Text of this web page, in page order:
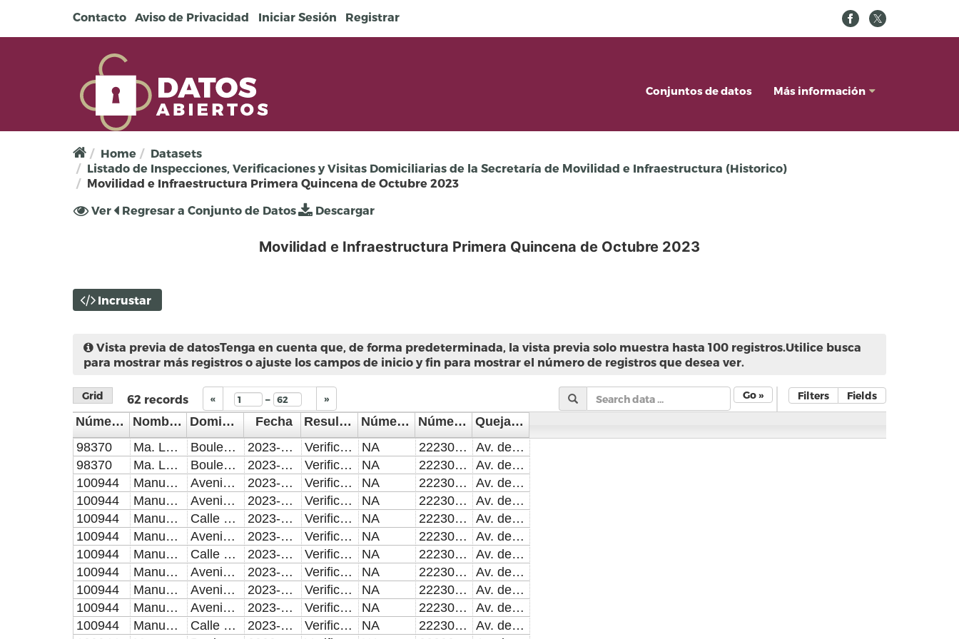
Contacto Aviso de Privacidad Iniciar Sesión Registrar
Conjuntos de datos Más información
Home
Datasets
Listado de Inspecciones, Verificaciones y Visitas Domiciliarias de la Secretaría de Movilidad e Infraestructura (Historico)
Movilidad e Infraestructura Primera Quincena de Octubre 2023
Solapas principales
Ver (solapa
Regresar a Conjunto de Datos Descargar
Movilidad e Infraestructura Primera Quincena de Octubre 2023
Incrustar
Vista previa de datosTenga en cuenta que, de forma predeterminada, la vista previa solo muestra hasta 100 registros.Utilice busca
para mostrar más registros o ajuste los campos de inicio y fin para mostrar el número de registros que desea ver.
Grid 62 records « – » Filters Fields
Go »
Número de Control Nombre del Inspector/Verificador Domicilio de la visita Fecha Resultado de la Inspección, Verificación o Visita Domiciliaria Número de folio del documento entregado Número telefónico del servidor público encargado de ordenar la supervisión.
Quejas y denuncias Dirección de Investigación y Recursos. Dirección y teléfono.
98370
Ma. Luisa del Pilar Sainz de Rozas Aparicio Boulevard Norte y Boulevard Hermanos Serdán, Colonia Amor 2023-10-04 Verificación o Inspección con resultado positivo. NA 2223094600x5647
Av. de la Reforma 519, Centro Histórico de Puebla, 72000 Puebla, Pue. 2223094600x7076
98370
Ma. Luisa del Pilar Sainz de Rozas Aparicio Boulevard Capitán Carlos Camacho Espíritu y Avenida Circunvalación, Colonia San Baltazar Lindavista 2023-10-09 Verificación o Inspección con resultado positivo. NA 2223094600x5647
Av. de la Reforma 519, Centro Histórico de Puebla, 72000 Puebla, Pue. 2223094600x7076
100944
Manuel Martínez Corona Avenida 10 Poniente, entre Calle 11 Norte a Calle 5 Norte, Colonia Centro Histórico 2023-10-02 Verificación o Inspección con resultado positivo. NA 2223094600x5647
Av. de la Reforma 519, Centro Histórico de Puebla, 72000 Puebla, Pue. 2223094600x7076
100944
Manuel Martínez Corona Avenida 10 Poniente, entre Calle 02 Norte a Calle 4 Norte, Colonia Centro Histórico 2023-10-03 Verificación o Inspección con resultado positivo. NA 2223094600x5647
Av. de la Reforma 519, Centro Histórico de Puebla, 72000 Puebla, Pue. 2223094600x7076
100944
Manuel Martínez Corona Calle 22 Norte, entre Avenida 04 Oriente a Avenida 18 Oriente, Colonia La Acocota 2023-10-04 Verificación o Inspección con resultado positivo. NA 2223094600x5647
Av. de la Reforma 519, Centro Histórico de Puebla, 72000 Puebla, Pue. 2223094600x7076
100944
Manuel Martínez Corona Avenida 70 Poniente, entre Calle 19 Norte a 25 Norte, Colonia La Loma 2023-10-05 Verificación o Inspección con resultado positivo. NA 2223094600x5647
Av. de la Reforma 519, Centro Histórico de Puebla, 72000 Puebla, Pue. 2223094600x7076
100944
Manuel Martínez Corona Calle 24 Norte, entre 4 Oriente y Juan de Palafox y Mendoza, Colonia Resurgimiento 2023-10-06 Verificación o Inspección con resultado positivo. NA 2223094600x5647
Av. de la Reforma 519, Centro Histórico de Puebla, 72000 Puebla, Pue. 2223094600x7076
100944
Manuel Martínez Corona Avenida 10 Poniente, entre Calle 11 Norte a Calle 6 Norte, Colonia Centro Histórico 2023-10-09 Verificación o Inspección con resultado positivo. NA 2223094600x5647
Av. de la Reforma 519, Centro Histórico de Puebla, 72000 Puebla, Pue. 2223094600x7076
100944
Manuel Martínez Corona Avenida 10 Poniente, entre Calle 7 Norte a Calle 5 Norte, Colonia Centro Histórico 2023-10-10 Verificación o Inspección con resultado positivo. NA 2223094600x5647
Av. de la Reforma 519, Centro Histórico de Puebla, 72000 Puebla, Pue. 2223094600x7076
100944
Manuel Martínez Corona Avenida 22 Oriente, entre Calle 30 Norte a Calle 12 Norte, Colonia Humboldt 2023-10-11 Verificación o Inspección con resultado positivo. NA 2223094600x5647
Av. de la Reforma 519, Centro Histórico de Puebla, 72000 Puebla, Pue. 2223094600x7076
100944
Manuel Martínez Corona Calle 18 Norte, entre Juan de Palafox y 4 Oriente Mendoza, Colonia Acocota 2023-10-12 Verificación o Inspección con resultado positivo. NA 2223094600x5647
Av. de la Reforma 519, Centro Histórico de Puebla, 72000 Puebla, Pue. 2223094600x7076